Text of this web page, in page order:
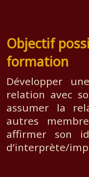
Objectif
formation
Développer
relation avec
assumer la
autres
affirmer son
d’interprète/